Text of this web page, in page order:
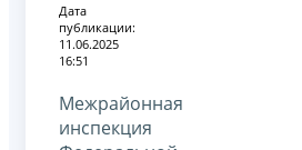
Дата
публикации:
11.06.2025
16:51
Межрайонная
инспекция